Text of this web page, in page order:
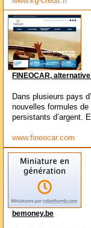
FINEOCAR,
Dans plusieurs pays
nouvelles formules
persistants d’argent.
www.fineocar.com
bemoney.be